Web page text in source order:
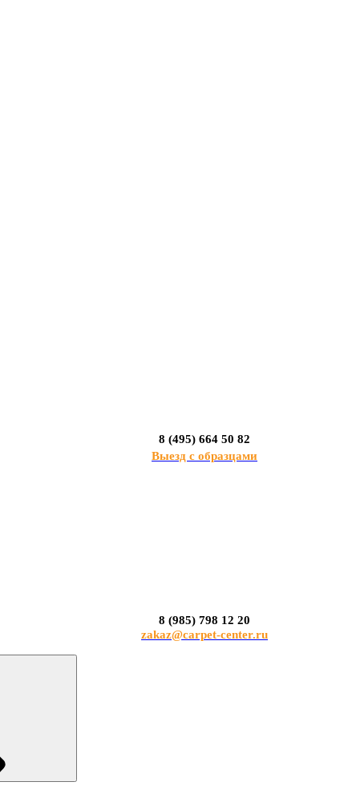
8 (495) 664 50 82
Выезд с образцами
8 (985) 798 12 20
zakaz@carpet-center.ru